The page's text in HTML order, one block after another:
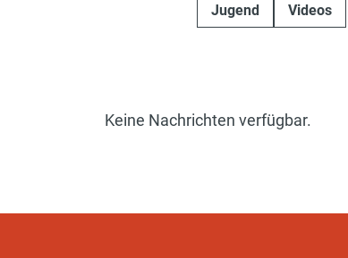
Jugend Videos
Keine Nachrichten verfügbar.